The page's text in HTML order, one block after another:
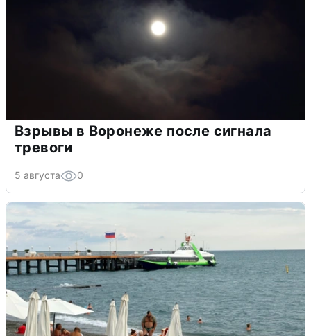
Взрывы в Воронеже после сигнала
тревоги
5 августа 0